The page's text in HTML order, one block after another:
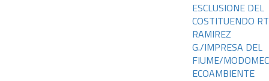
ESCLUSIONE DEL
COSTITUENDO
RAMIREZ
G./IMPRESA DEL
FIUME/MODOMEC
ECOAMBIENTE